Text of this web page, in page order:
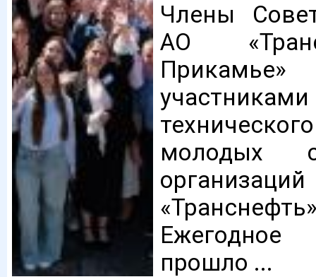
Члены
АО
участниками
молодых
Ежегодное
прошло ...